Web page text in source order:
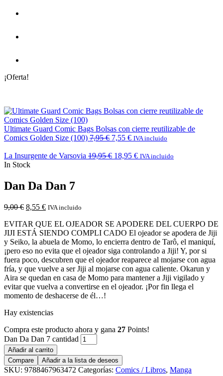
¡Oferta!
Ultimate Guard Comic Bags Bolsas con cierre reutilizable de
Comics Golden Size (100) 7,95€ 7,55 € IVA incluido
La Insurgente de Varsovia 19,95€ 18,95 € IVA incluido
In Stock
Dan Da Dan 7
9,00€ 8,55 € IVA incluido
EVITAR QUE EL OJEADOR SE APODERE DEL CUERPO DE
JIJI ESTÁ SIENDO COMPLI CADO El ojeador se apodera de Jiji
y Seiko, la abuela de Momo, lo encierra dentro de Tarô, el maniquí,
¡pero eso no evita que el ojeador siga controlando a Jiji! Y, por si
fuera poco, descubren que el ojeador reaparece al mojarse con agua
fría, y que vuelve a ser Jiji al mojarse con agua caliente. Okarun y
Aira se quedan en casa de Momo para mantener a Jiji vigilado y
evitar que vuelva a convertirse en el ojeador. ¡Por fin llega el
momento de deshacerse de él…!
Hay existencias
Compra este producto ahora y gana 27 Points!
Dan Da Dan 7 cantidad
Añadir al carrito
Compare
Añadir a la lista de deseos
SKU: 9788467963472 Categorías: Comics / Libros, Manga